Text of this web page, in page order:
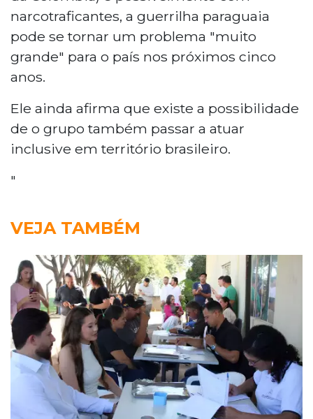
narcotraficantes, a guerrilha paraguaia
pode se tornar um problema "muito
grande" para o país nos próximos cinco
anos.
Ele ainda afirma que existe a possibilidade
de o grupo também passar a atuar
inclusive em território brasileiro.
"
VEJA TAMBÉM